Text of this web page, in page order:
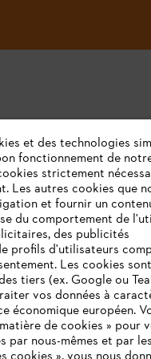
nous ?
STIHL
durable
et des technologies
fonctionnement de
strictement
Les autres cookies que
et fournir un
du comportement de
des publicités
profils d'utilisateurs
Les cookies
tiers (ex. Google ou
vos données à
économique européen.
de cookies » pour
par nous-mêmes et par